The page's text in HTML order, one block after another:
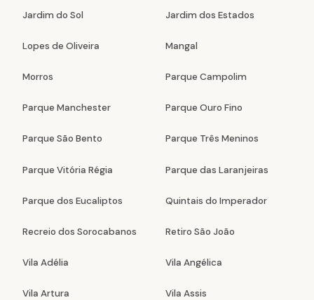
Jardim do Sol Jardim dos Estados
Lopes de Oliveira Mangal
Morros Parque Campolim
Parque Manchester Parque Ouro Fino
Parque São Bento Parque Três Meninos
Parque Vitória Régia Parque das Laranjeiras
Parque dos Eucaliptos Quintais do Imperador
Recreio dos Sorocabanos Retiro São João
Vila Adélia Vila Angélica
Vila Artura Vila Assis